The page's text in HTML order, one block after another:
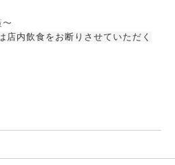
店内飲食をお断りさせていただく